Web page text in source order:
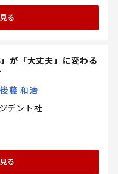
る
が「大丈夫」に変わる
後藤 和浩
デント社
る